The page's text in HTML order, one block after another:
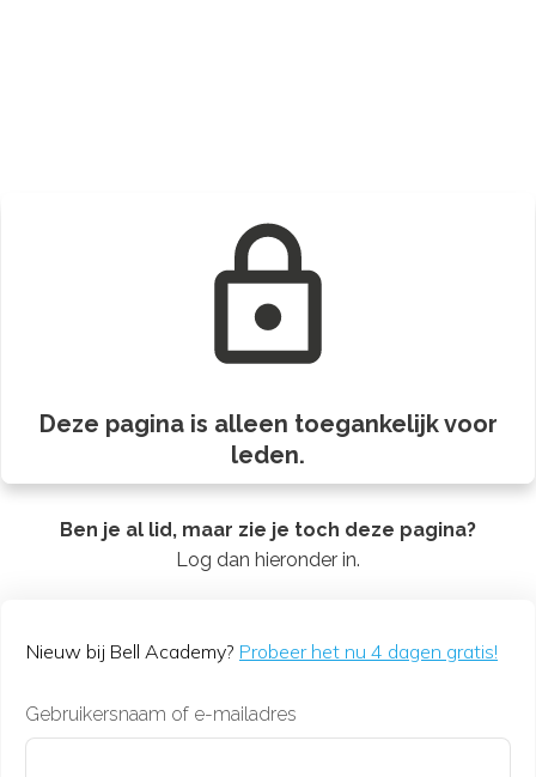
Deze pagina is alleen toegankelijk voor
leden.
Ben je al lid, maar zie je toch deze pagina?
Log dan hieronder in.
Nieuw bij Bell Academy? Probeer het nu 4 dagen gratis!
Gebruikersnaam of e-mailadres